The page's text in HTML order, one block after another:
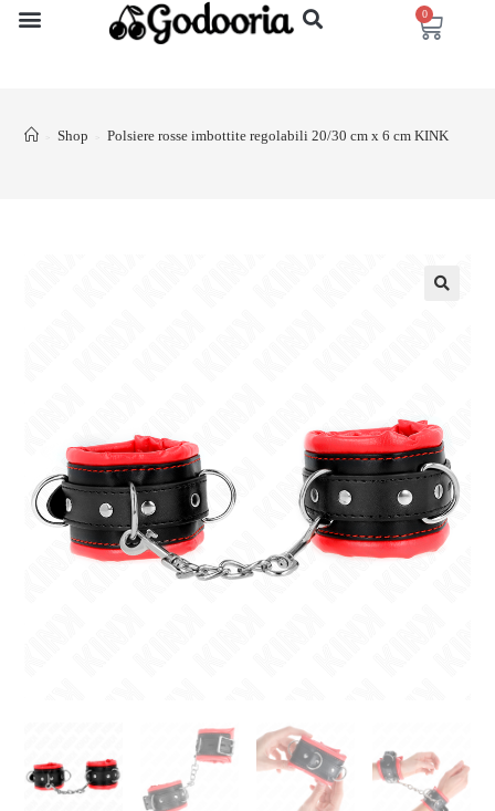
0
> Shop > Polsiere rosse imbottite regolabili 20/30 cm x 6 cm KINK